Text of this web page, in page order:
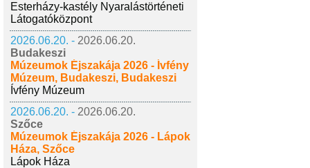
Esterházy-kastély Nyaralástörténeti
Látogatóközpont
2026.06.20. - 2026.06.20.
Budakeszi
Múzeumok Éjszakája 2026 - Ívfény
Múzeum, Budakeszi, Budakeszi
Ívfény Múzeum
2026.06.20. - 2026.06.20.
Szőce
Múzeumok Éjszakája 2026 - Lápok
Háza, Szőce
Lápok Háza